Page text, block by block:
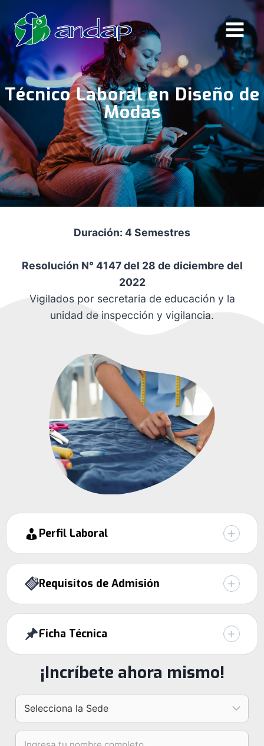
contenido
Técnico Laboral en Diseño de
Modas
Duración: 4 Semestres
Resolución N° 4147 del 28 de diciembre del
2022
Vigilados por secretaria de educación y la
unidad de inspección y vigilancia.
Perfil Laboral
Requisitos de Admisión
Ficha Técnica
¡Incríbete ahora mismo!